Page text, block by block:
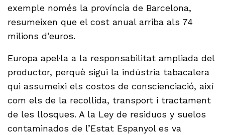
exemple només la província de Barcelona,
resumeixen que el cost anual arriba als 74
milions d’euros.
Europa apel·la a la responsabilitat ampliada del
productor, perquè sigui la indústria tabacalera
qui assumeixi els costos de conscienciació, així
com els de la recollida, transport i tractament
de les llosques. A la Ley de residuos y suelos
contaminados de l’Estat Espanyol es va